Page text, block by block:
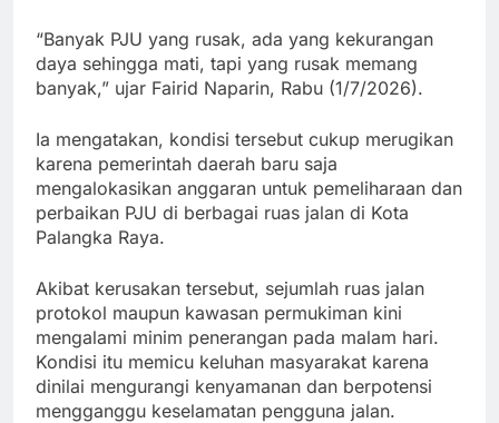
“Banyak PJU yang rusak, ada yang kekurangan
daya sehingga mati, tapi yang rusak memang
banyak,” ujar Fairid Naparin, Rabu (1/7/2026).
Ia mengatakan, kondisi tersebut cukup merugikan
karena pemerintah daerah baru saja
mengalokasikan anggaran untuk pemeliharaan dan
perbaikan PJU di berbagai ruas jalan di Kota
Palangka Raya.
Akibat kerusakan tersebut, sejumlah ruas jalan
protokol maupun kawasan permukiman kini
mengalami minim penerangan pada malam hari.
Kondisi itu memicu keluhan masyarakat karena
dinilai mengurangi kenyamanan dan berpotensi
mengganggu keselamatan pengguna jalan.